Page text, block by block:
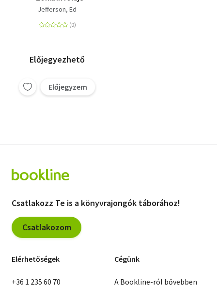
Jefferson, Ed
Előjegyezhető
Előjegyzem
Csatlakozz Te is a könyvrajongók táborához!
Csatlakozom
Elérhetőségek
+36 1 235 60 70
Cégünk
A Bookline-ról bővebben